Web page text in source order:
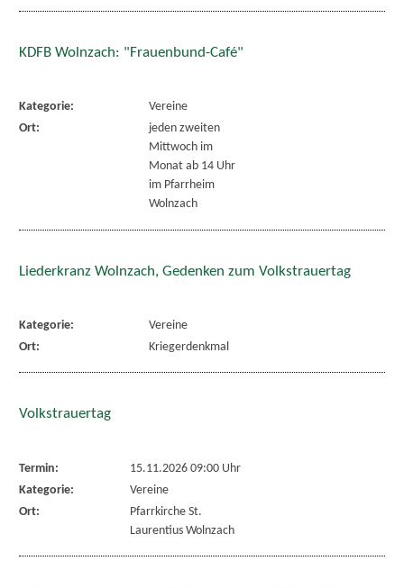
KDFB Wolnzach: "Frauenbund-Café"
Kategorie:
Vereine
Ort:
jeden zweiten
Mittwoch im
Monat ab 14 Uhr
im Pfarrheim
Wolnzach
Liederkranz Wolnzach, Gedenken zum Volkstrauertag
Kategorie:
Vereine
Ort:
Kriegerdenkmal
Volkstrauertag
Termin:
15.11.2026 09:00 Uhr
Kategorie:
Vereine
Ort:
Pfarrkirche St.
Laurentius Wolnzach